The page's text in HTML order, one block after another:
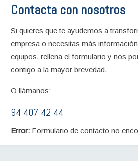
Contacta con nosotros
Si quieres que te ayudemos a
empresa o necesitas más
equipos, rellena el formulario y nos
contigo a la mayor brevedad.
O llámanos:
94 407 42 44
Error: Formulario de contacto no